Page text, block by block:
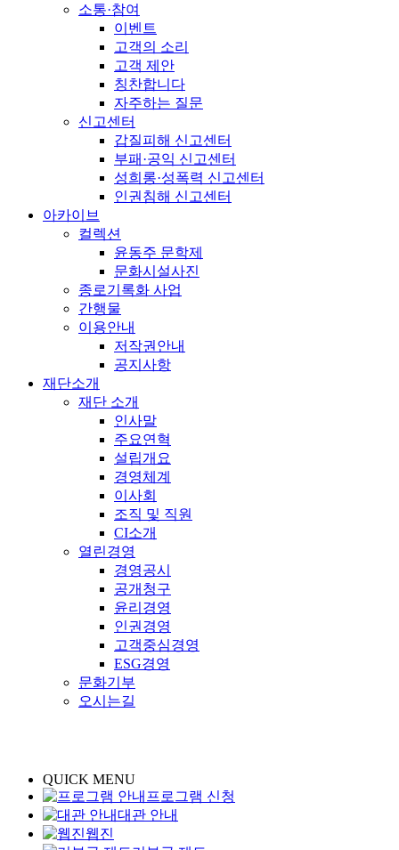
소통·참여
이벤트
고객의 소리
고객 제안
칭찬합니다
자주하는 질문
신고센터
갑질피해 신고센터
부패·공익 신고센터
성희롱·성폭력 신고센터
인권침해 신고센터
아카이브
컬렉션
윤동주 문학제
문화시설사진
종로기록화 사업
간행물
이용안내
저작권안내
공지사항
재단소개
재단 소개
인사말
주요연혁
설립개요
경영체계
이사회
조직 및 직원
CI소개
열린경영
경영공시
공개청구
윤리경영
인권경영
고객중심경영
ESG경영
문화기부
오시는길
QUICK MENU
프로그램 신청
대관 안내
웹진